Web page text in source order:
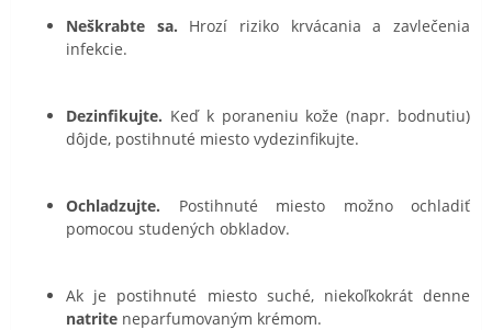
Neškrabte sa. Hrozí riziko krvácania a zavlečenia
infekcie.
Dezinfikujte. Keď k poraneniu kože (napr. bodnutiu)
dôjde, postihnuté miesto vydezinfikujte.
Ochladzujte. Postihnuté miesto možno ochladiť
pomocou studených obkladov.
Ak je postihnuté miesto suché, niekoľkokrát denne
natrite neparfumovaným krémom.